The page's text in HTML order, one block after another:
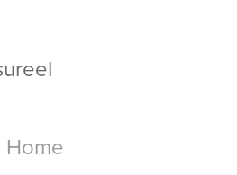
Home